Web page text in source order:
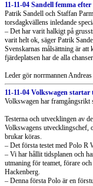
11-11-04 Sandell femma
Patrik Sandell och Staffan
torsdagkvällens inledande
– Det har varit halkigt på
varit helt ok, säger Patrik
Svenskarnas målsättning är att
fjärdeplatsen har de alla
Leder gör norrmannen
11-11-04 Volkswagen
Volkswagen har
Testerna och utvecklingen av
Volkswagens utvecklingschef,
brukar köras.
– Det första testet med Polo R
– Vi har hållit tidsplanen och
utmaning för teamet, förare
Hackenberg.
– Denna första Polo är en